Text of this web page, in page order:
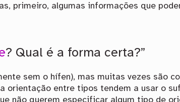
primeiro, algumas informações que
? Qual é a forma certa?”
sem o hífen), mas muitas vezes são
orientação entre tipos tendem a usar o
não querem especificar algum tipo de